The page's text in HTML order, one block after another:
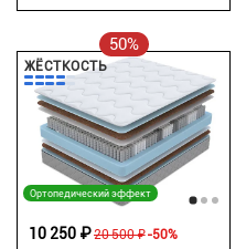
50%
ЖЁСТКОСТЬ
Ортопедический эффект
20 500 ₽
10 250 ₽ -50%